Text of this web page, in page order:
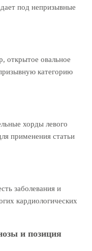
под непризывные
открытое овальное
категорию
хорды левого
применения статьи
заболевания и
кардиологических
и позиция